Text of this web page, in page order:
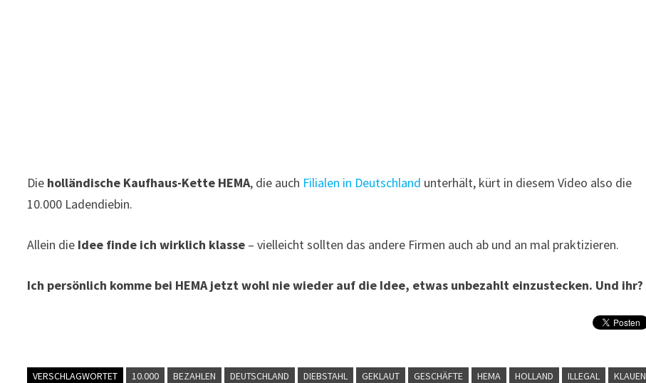
Die holländische Kaufhaus-Kette HEMA, die auch Filialen in Deutschland unterhält, kürt in diesem Video also die
10.000 Ladendiebin.
Allein die Idee finde ich wirklich klasse – vielleicht sollten das andere Firmen auch ab und an mal praktizieren.
Ich persönlich komme bei HEMA jetzt wohl nie wieder auf die Idee, etwas unbezahlt einzustecken. Und ihr?
VERSCHLAGWORTET 10.000 BEZAHLEN DEUTSCHLAND DIEBSTAHL GEKLAUT GESCHÄFTE HEMA HOLLAND ILLEGAL
KLAUEN